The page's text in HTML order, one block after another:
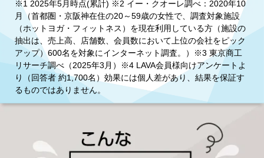
※1 2025年5月時点(累計) ※2 イー・クオーレ調べ：2020年10
月（首都圏・京阪神在住の20～59歳の女性で、調査対象施設
（ホットヨガ・フィットネス）を現在利用している方（施設の
抽出は、売上高、店舗数、会員数において上位の会社をピック
アップ）600名を対象にインターネット調査。）※3 東京商工
リサーチ調べ（2025年3月）※4 LAVA会員様向けアンケートよ
り（回答者 約1,700名）効果には個人差があり、結果を保証す
るものではありません。